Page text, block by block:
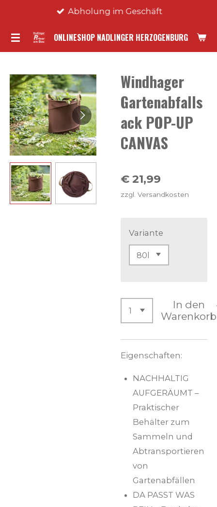
springen
ONLINESHOP NADLINGER HERZOGENBURG
Abholung im Geschäft
Windhager
Gartenabfalls
ack POP-UP
CANVAS
€ 21,99
zzgl. Versandkosten
Variante
In den
Warenkorb
Eigenschaften:
NACHHALTIG
AUFGERÄUMT –
Praktischer
Behälter zum
Sammeln und
Abtransportieren
von
Gartenabfällen
DA PASST WAS